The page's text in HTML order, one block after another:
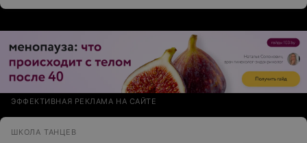
ЭФФЕКТИВНАЯ РЕКЛАМА НА САЙТЕ
ШКОЛА ТАНЦЕВ